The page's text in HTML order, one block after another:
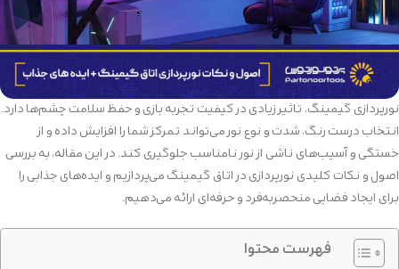
نورپردازی گیمینگ، تاثیر زیادی در کیفیت تجربه بازی و حفظ سلامت چشم‌ها دارد.
انتخاب درست رنگ، شدت و نوع نور می‌تواند تمرکز شما را افزایش داده و از
خستگی و آسیب‌های ناشی از نور نامناسب جلوگیری کند. در این مقاله، به بررسی
اصول و نکات کلیدی نورپردازی در اتاق گیمینگ می‌پردازیم و ایده‌های جذابی را
برای ایجاد فضایی منحصربه‌فرد و حرفه‌ای ارائه می‌دهیم.
فهرست محتوا